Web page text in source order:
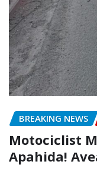
BREAKING NEWS
Motociclist
Apahida!